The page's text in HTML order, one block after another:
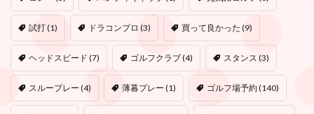
試打(1) ドラコンプロ (3) 買って良かった (9)
ヘッドスピード (7) ゴルフクラブ(4) スタンス (3)
スループレー (4) 薄暮プレー (1) ゴルフ場予約(140)